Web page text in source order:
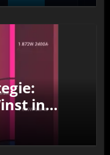
in